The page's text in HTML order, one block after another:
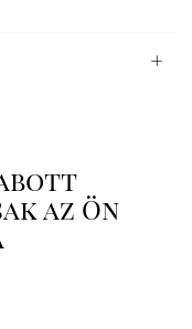
az Ön